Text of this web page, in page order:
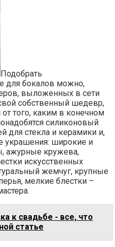
Подобрать
для бокалов можно,
выложенных в сети
собственный шедевр,
того, каким в конечном
силиконовый
для стекла и керамики и,
украшения: широкие и
ажурные кружева,
искусственных
жемчуг, крупные
мелкие блестки –
к свадьбе - все, что
статье